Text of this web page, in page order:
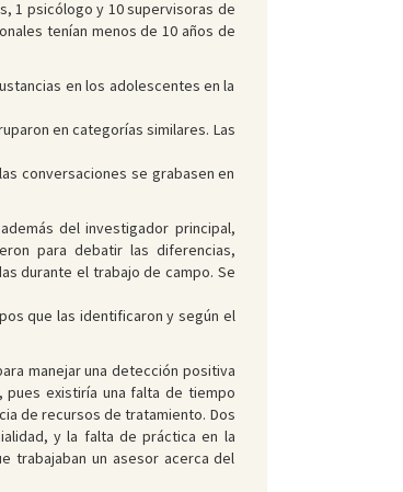
1 psicólogo y 10 supervisoras de
tenían menos de 10 años de
en los adolescentes en la
en categorías similares. Las
conversaciones se grabasen en
del investigador principal,
para debatir las diferencias,
durante el trabajo de campo. Se
que las identificaron y según el
manejar una detección positiva
pues existiría una falta de tiempo
de recursos de tratamiento. Dos
y la falta de práctica en la
trabajaban un asesor acerca del